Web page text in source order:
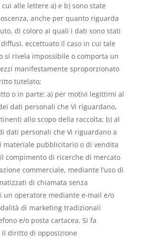
alle lettere a) e b) sono state
anche per quanto riguarda
di coloro ai quali i dati sono stati
eccettuato il caso in cui tale
si rivela impossibile o comporta un
manifestamente sproporzionato
tutelato;
o in parte: a) per motivi legittimi al
dati personali che Vi riguardano,
allo scopo della raccolta; b) al
dati personali che Vi riguardano a
materiale pubblicitario o di vendita
compimento di ricerche di mercato
commerciale, mediante l’uso di
di chiamata senza
un operatore mediante e-mail e/o
di marketing tradizionali
e/o posta cartacea. Si fa
il diritto di opposizione